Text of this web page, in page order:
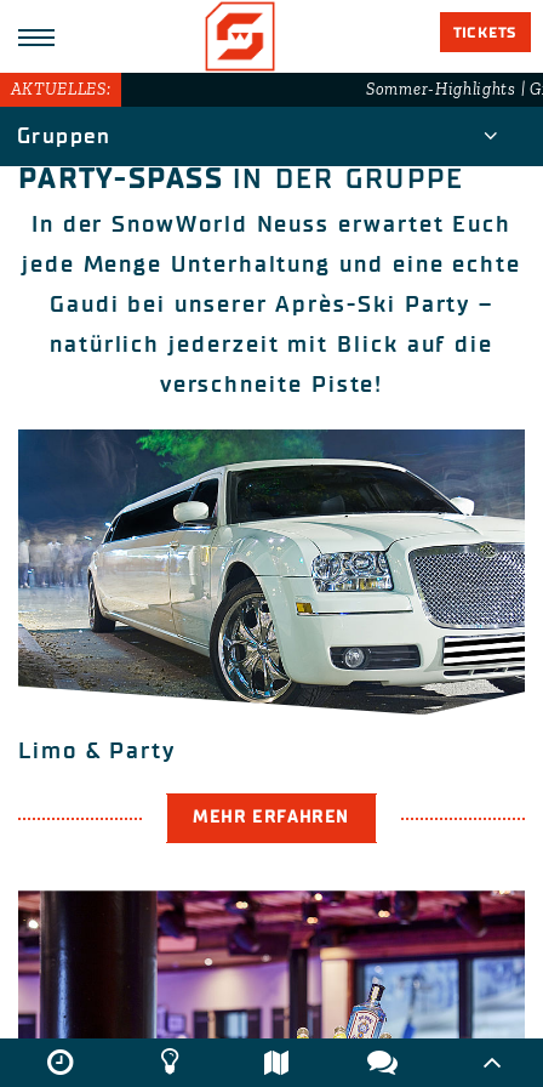
TICKETS
Gruppen
PARTY-SPASS IN DER GRUPPE
In der SnowWorld Neuss erwartet Euch
jede Menge Unterhaltung und eine echte
Gaudi bei unserer Après-Ski Party –
natürlich jederzeit mit Blick auf die
verschneite Piste!
Limo & Party
MEHR ERFAHREN
AKTUELLES: Sommer-Highlights |